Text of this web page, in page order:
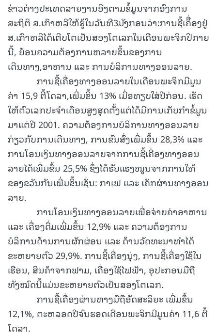
ຂ່າວຕ່າງປະເທດລາຍງານອີງຕາມຂໍ້ມູນຈາກອົງການ
ສະຖິຕິ ສ.ເກົາຫລີໃຫ້ຮູ້ໃນວັນທີ3ມັງກອນວ່າ:ການຊື້ເຄຶື່ອງຢູ່
ສ.ເກົາຫລີໄດ້ເຕີບໂຕເປັນສອງໂຕເລກໃນເດືອນພະຈິກປີກາຍ
ນີ້, ຍ້ອນຄວາມຕ້ອງການຫລາຍຂຶ້ນຂອງການ
ເດີນທາງ,ອາຫານ ແລະ ການບໍລິການທາງອອນລາຍ.
ການຊື້ເຄື່ອງທາງອອນລາຍໃນເດືອນພະຈິກມີມູນ
ຄ່າ 15,9 ຕື້ໂດລາ,ເພີ່ມຂຶ້ນ 13% ເມື່ອທຽບໃສ່ປີກ່ອນ. ເຮັດ
ໃຫ້ຕົວເລກປະຈຳເດືອນສູງສຸດຕັ້ງແຕ່ໄດ້ມີການເກັບກຳຂໍ້ມູນ
ມາແຕ່ປີ 2001. ຄວາມຕ້ອງການບໍລິການທາງອອນລາຍ
ກ່ຽວກັບການເດີນທາງ, ການຂົນສົ່ງເພີ່ມຂຶ້ນ 28,3% ແລະ
ການໂອນເງິນທາງອອນລາຍຈາກການຊື້ເຄື່ອງທາງອອນ
ລາຍໄດ້ເພີ່ມຂຶ້ນ 25,5% ຊຶ່ງໄດ້ຮັບແຮງໜູນຈາກການໃຫ້
ຂອງຂວັນກັນເພີ່ມຂຶ້ນເຊັ່ນ: ກາເຟ ແລະ ເຄັກຜ່ານທາງອອນ
ລາຍ.
ການໂອນເງິນທາງອອນລາຍເພື່ອຈ່າຍຄ່າອາຫານ
ແລະ ເຄື່ອງດື່ມເພີ່ມຂຶ້ນ 12,9% ແລະ ຄວາມຕ້ອງການ
ບໍລິການດ້ານການຜັກຜ່ອນ ແລະ ດ້ານວັດທະນາທຳໄດ້
ຂະຫຍາຍຕົວ 29,9%. ການຊື້ເຄື່ອງນຸ່ງ, ການຊື້ເຄື່ອງໃຊ້ໃນ
ເຮືອນ, ສິນຄ້າຈາກຟາມ, ເຄື່ອງໃຊ້ໄຟຟ້າ, ອຸປະກອນມືຖື
ທັງໝົດນີ້ແມ່ນຂະຫຍາຍຕົວເປັນສອງໂຕເລກ.
ການຊື້ເຄື່ອງຜ່ານທາງມືຖືອັດສະລິຍະ ເພີ່ມຂຶ້ນ
12,1%, ຕະຫລອດປີຈົນຮອດເດືອນພະຈິກມີມູນຄ່າ 11,6 ຕື້
ໂດລາ.